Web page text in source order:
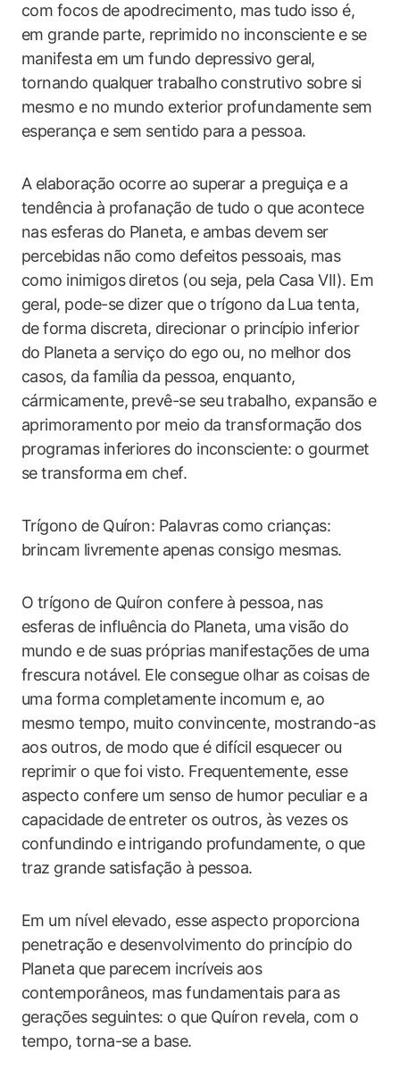
com focos de apodrecimento, mas tudo isso é,
em grande parte, reprimido no inconsciente e se
manifesta em um fundo depressivo geral,
tornando qualquer trabalho construtivo sobre si
mesmo e no mundo exterior profundamente sem
esperança e sem sentido para a pessoa.
A elaboração ocorre ao superar a preguiça e a
tendência à profanação de tudo o que acontece
nas esferas do Planeta, e ambas devem ser
percebidas não como defeitos pessoais, mas
como inimigos diretos (ou seja, pela Casa VII). Em
geral, pode-se dizer que o trígono da Lua tenta,
de forma discreta, direcionar o princípio inferior
do Planeta a serviço do ego ou, no melhor dos
casos, da família da pessoa, enquanto,
cármicamente, prevê-se seu trabalho, expansão e
aprimoramento por meio da transformação dos
programas inferiores do inconsciente: o gourmet
se transforma em chef.
Trígono de Quíron: Palavras como crianças:
brincam livremente apenas consigo mesmas.
O trígono de Quíron confere à pessoa, nas
esferas de influência do Planeta, uma visão do
mundo e de suas próprias manifestações de uma
frescura notável. Ele consegue olhar as coisas de
uma forma completamente incomum e, ao
mesmo tempo, muito convincente, mostrando-as
aos outros, de modo que é difícil esquecer ou
reprimir o que foi visto. Frequentemente, esse
aspecto confere um senso de humor peculiar e a
capacidade de entreter os outros, às vezes os
confundindo e intrigando profundamente, o que
traz grande satisfação à pessoa.
Em um nível elevado, esse aspecto proporciona
penetração e desenvolvimento do princípio do
Planeta que parecem incríveis aos
contemporâneos, mas fundamentais para as
gerações seguintes: o que Quíron revela, com o
tempo, torna-se a base.